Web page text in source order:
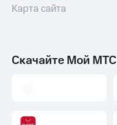
Карта сайта
Скачайте Мой МТС